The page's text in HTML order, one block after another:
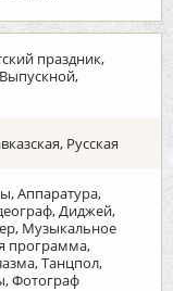
праздник,
Русская
Аппаратура,
Диджей,
Музыкальное
программа,
Танцпол,
Фотограф